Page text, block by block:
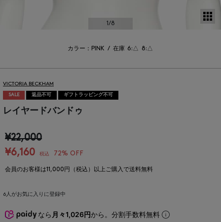
1/8
カラー：PINK / 在庫 6:△ 8:△
VICTORIA BECKHAM
SALE 返品不可 ギフトラッピング不可
レイヤードバンドゥ
¥22,000
¥6,160
税込 72% OFF
会員のお客様は11,000円（税込）以上ご購入で送料無料
6人がお気に入りに登録中
なら 月々1,026円から。分割手数料無料